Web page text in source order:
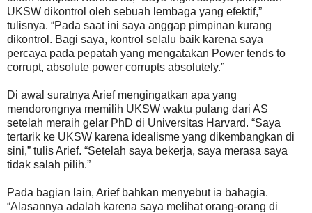
UKSW dikontrol oleh sebuah lembaga yang efektif,”
tulisnya. “Pada saat ini saya anggap pimpinan kurang
dikontrol. Bagi saya, kontrol selalu baik karena saya
percaya pada pepatah yang mengatakan Power tends to
corrupt, absolute power corrupts absolutely.”
Di awal suratnya Arief mengingatkan apa yang
mendorongnya memilih UKSW waktu pulang dari AS
setelah meraih gelar PhD di Universitas Harvard. “Saya
tertarik ke UKSW karena idealisme yang dikembangkan di
sini,” tulis Arief. “Setelah saya bekerja, saya merasa saya
tidak salah pilih.”
Pada bagian lain, Arief bahkan menyebut ia bahagia.
“Alasannya adalah karena saya melihat orang-orang di